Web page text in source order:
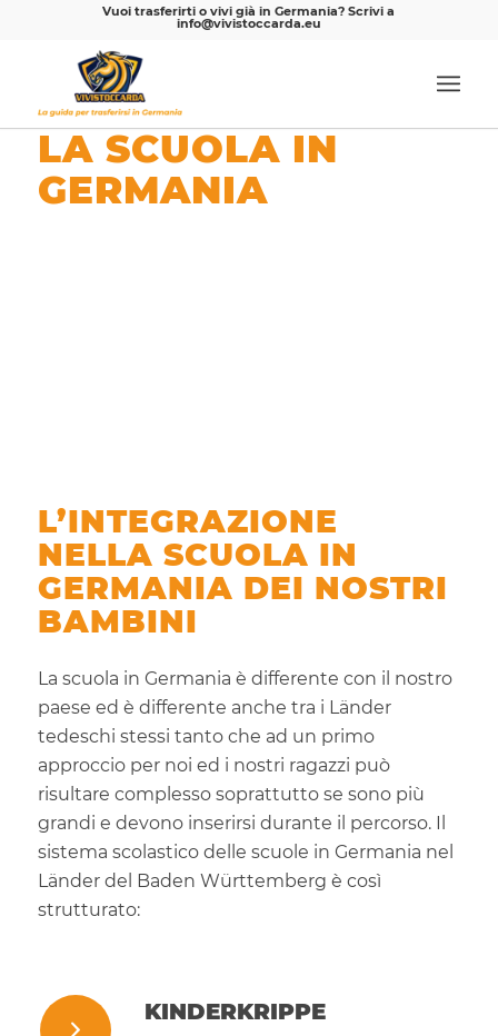
Vuoi trasferirti o vivi già in Germania? Scrivi a
info@vivistoccarda.eu
LA SCUOLA IN
GERMANIA
L’INTEGRAZIONE
NELLA SCUOLA IN
GERMANIA DEI NOSTRI
BAMBINI
La scuola in Germania è differente con il nostro
paese ed è differente anche tra i Länder
tedeschi stessi tanto che ad un primo
approccio per noi ed i nostri ragazzi può
risultare complesso soprattutto se sono più
grandi e devono inserirsi durante il percorso. Il
sistema scolastico delle scuole in Germania nel
Länder del Baden Württemberg è così
strutturato:
KINDERKRIPPE